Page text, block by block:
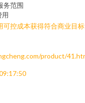
务范围
用
可控成本获得符合商业目
product/